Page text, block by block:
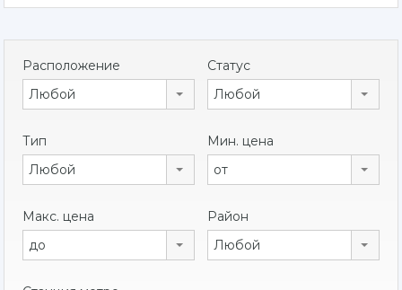
Расположение
Любой
Статус
Любой
Тип
Любой
Мин. цена
от
Макс. цена
до
Район
Любой